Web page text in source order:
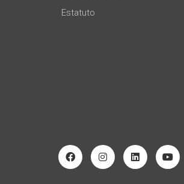
Estatuto